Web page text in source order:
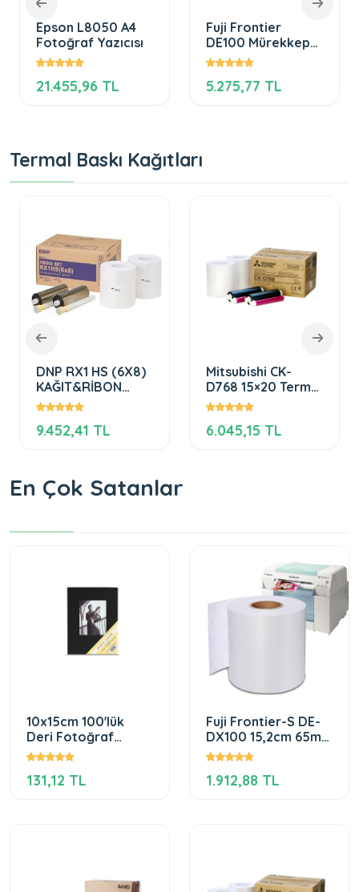
Epson L8050 A4
Fotoğraf Yazıcısı
21.455,96 TL
Fuji Frontier
DE100 Mürekkep
Kartuş – Black (K)
DE100 Cartridge
200ml
5.275,77 TL
Termal Baskı Kağıtları
DNP RX1 HS (6X8)
KAĞIT&RİBON
(15×20) 1 KOLİ
9.452,41 TL
Mitsubishi CK-
D768 15×20 Termal
Kağıt (CP-D70DW
Için)
6.045,15 TL
En Çok Satanlar
10x15cm 100'lük
Deri Fotoğraf
Albümü
131,12 TL
Fuji Frontier-S DE-
DX100 15,2cm 65m
Inkjet Fotoğraf
Kağıdı (1 Rulo)
1.912,88 TL